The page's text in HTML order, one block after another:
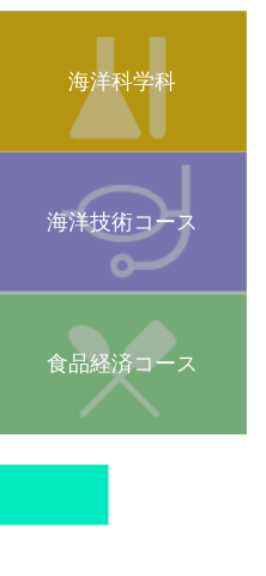
海洋科学科
海洋技術コース
食品経済コース